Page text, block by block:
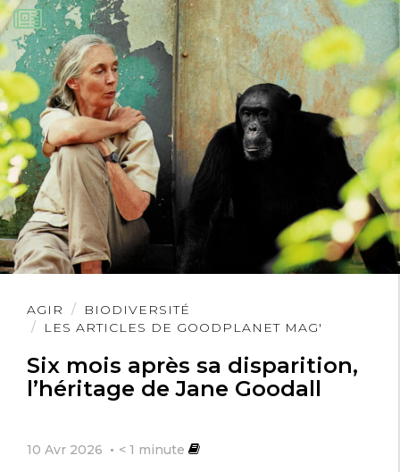
la diminution drastique de la population
humaine, la sanctuarisation de la nature
et le passage de l’humanité à une
alimentation exclusivement végétale.
Rien de moins.
AGIR
BIODIVERSITÉ
LES ARTICLES DE GOODPLANET MAG'
Six mois après sa disparition,
l’héritage de Jane Goodall
10 Avr 2026 < 1 minute
Lire
l'article